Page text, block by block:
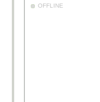
OFFLINE